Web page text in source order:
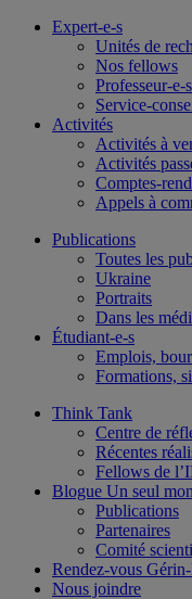
Expert-e-s
Unités de
Nos fellows
Professeur-e-
Service-
Activités
Activités à
Activités
Comptes-
Appels à
Publications
Toutes les
Ukraine
Portraits
Dans les
Étudiant-e-s
Emplois,
Formations,
Think Tank
Centre de
Récentes
Fellows de
Blogue Un seul
Publications
Partenaires
Comité
Rendez-vous
Nous joindre